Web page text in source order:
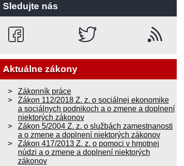
Sledujte nás
Aktuálne zákony
Zákonník práce
Zákon 112/2018 Z. z. o sociálnej ekonomike
a sociálnych podnikoch a o zmene a doplnení
niektorých zákonov
Zákon 5/2004 Z. z. o službách zamestnanosti
a o zmene a doplnení niektorých zákonov
Zákon 417/2013 Z. z. o pomoci v hmotnej
núdzi a o zmene a doplnení niektorých
zákonov